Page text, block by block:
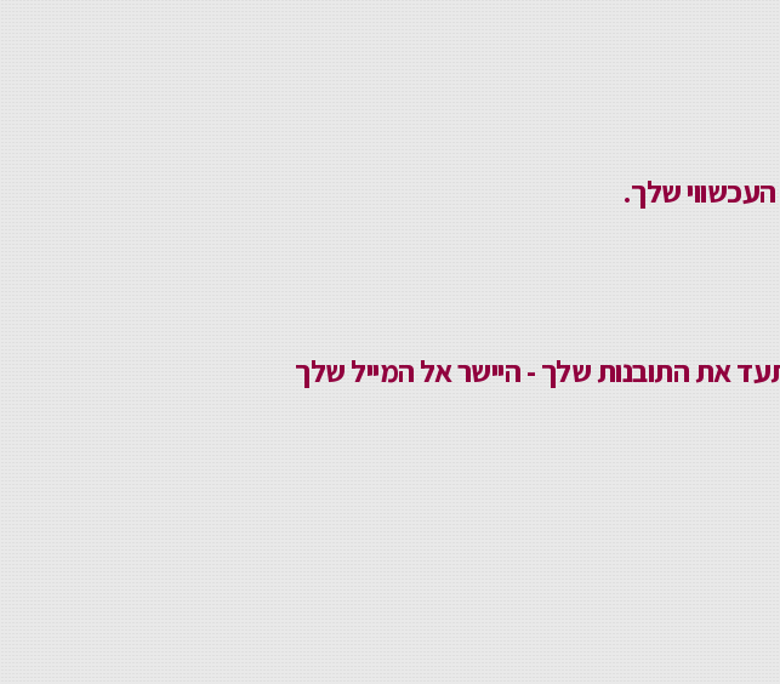
שלך.
את התובנות שלך - היישר אל המייל שלך